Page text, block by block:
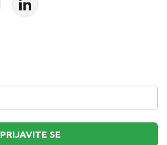
PRIJAVITE SE